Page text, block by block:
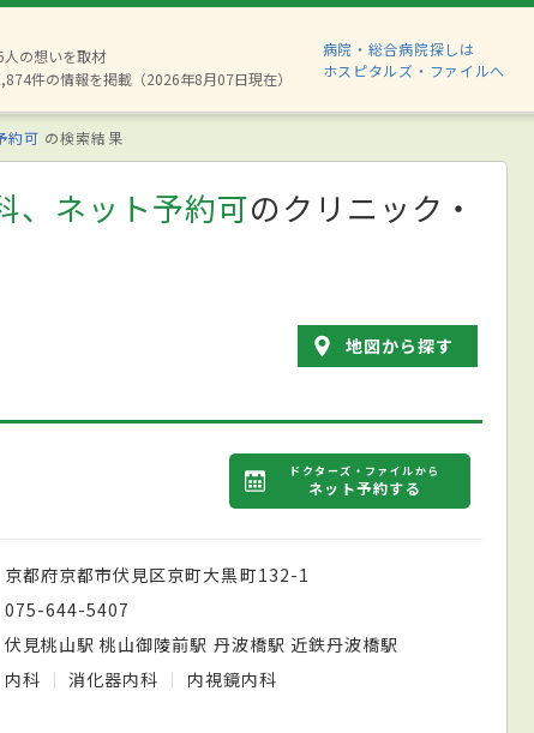
の想いを取材
件の情報を掲載（2026年8月07日現在）
病院・総合病院探しは
ホスピタルズ・ファイルへ
約可 の検索結果
、ネット予約可のクリニック・
地図から探す
ドクターズ・ファイルから
ネット予約する
京都府京都市伏見区京町大黒町132-1
075-644-5407
伏見桃山駅 桃山御陵前駅 丹波橋駅 近鉄丹波橋駅
内科
消化器内科 内視鏡内科